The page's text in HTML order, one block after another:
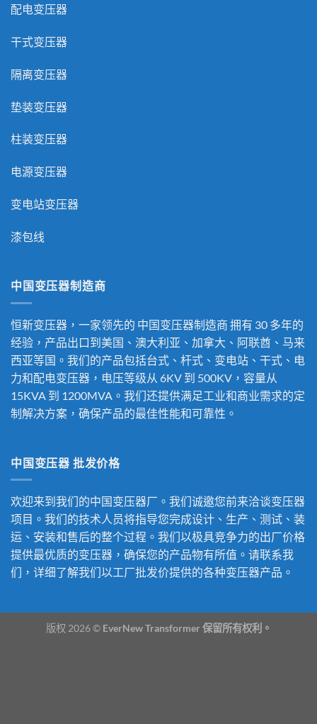
配电变压器
干式变压器
隔离变压器
垫装变压器
柱装变压器
电源变压器
变电站变压器
漆包线
中国变压器制造商
恒新变压器，一家领先的 中国变压器制造商 拥有 30 多年的
经验，产品出口到美国、澳大利亚、加拿大、阿联酋、马来
西亚等国。我们的产品包括台式、杆式、变电站、干式、电
力和配电变压器，电压等级从 6KV 到 500KV，容量从
15KVA 到 1200MVA。我们还提供满足工业和商业需求的定
制解决方案，确保产品的最佳性能和可靠性。
中国变压器 批发价格
欢迎来到我们的中国变压器厂。我们诚邀您前来洽谈变压器
项目。我们的技术人员将指导您完成设计、生产、测试、装
运、安装和售后的整个过程。我们以极具竞争力的出厂价格
提供最优质的变压器，确保您的产品物有所值。请联系我
们，详细了解我们以工厂批发价提供的各种变压器产品。
版权 2026 © EverNew Transformer 保留所有权利。